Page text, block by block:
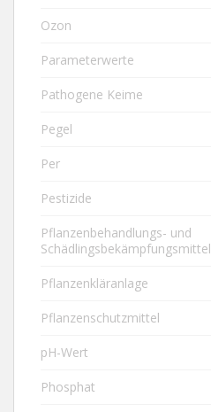
Ozon
Parameterwerte
Pathogene Keime
Pegel
Per
Pestizide
Pflanzenbehandlungs- und
Schädlingsbekämpfungsmittel
Pflanzenkläranlage
Pflanzenschutzmittel
pH-Wert
Phosphat